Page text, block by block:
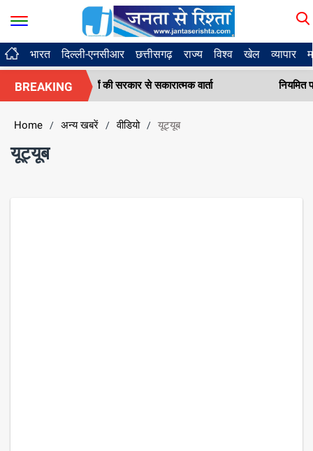
भारत दिल्ली-एनसीआर छत्तीसगढ़ राज्य विश्व खेल व्यापार
BREAKING
अभ्यर्थियों की सरकार से सकारात्मक वार्ता नियमित फील्ड
Home / अन्य खबरें / वीडियो / यूट्यूब
यूट्यूब